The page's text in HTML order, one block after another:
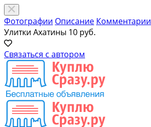
Фотографии Описание Комментарии
Улитки Ахатины 10 руб.
Связаться с автором